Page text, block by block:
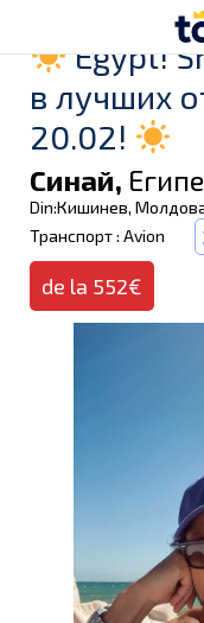
Egypt!
в лучших
20.02!
Синай,
Din:Кишинев,
Транспорт : Avion
de la 552€